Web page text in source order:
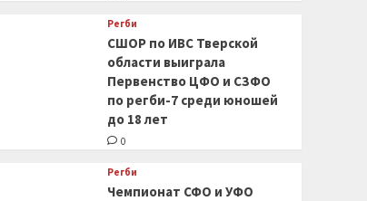
Регби
СШОР по ИВС Тверской
области выиграла
Первенство ЦФО и СЗФО
по регби-7 среди юношей
до 18 лет
0
Регби
Чемпионат СФО и УФО